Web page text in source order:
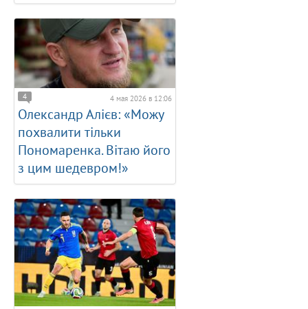
4 4 мая 2026 в 12:06
Олександр Алієв: «Можу
похвалити тільки
Пономаренка. Вітаю його
з цим шедевром!»